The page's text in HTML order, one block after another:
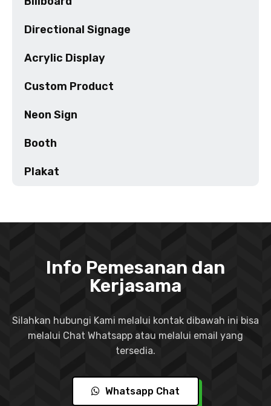
Directional Signage
Acrylic Display
Custom Product
Neon Sign
Booth
Plakat
Info Pemesanan dan
Kerjasama
Silahkan hubungi Kami melalui kontak dibawah ini bisa
melalui Chat Whatsapp atau melalui email yang
tersedia.
Whatsapp Chat